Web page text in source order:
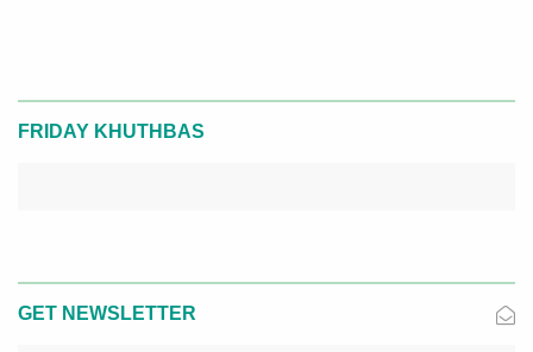
FRIDAY KHUTHBAS
GET NEWSLETTER